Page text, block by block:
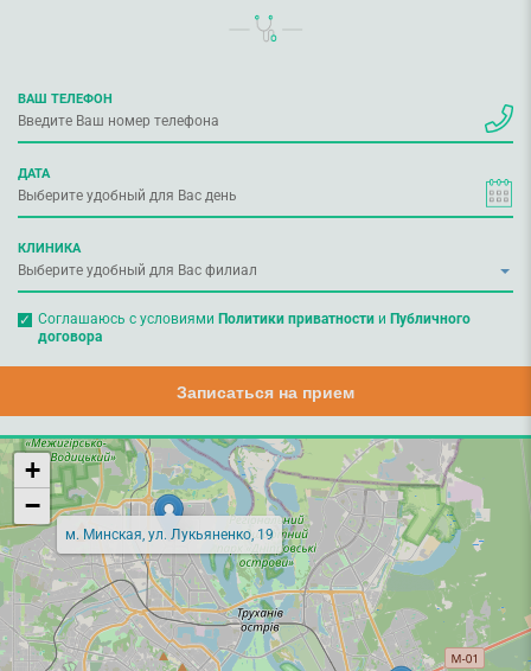
ВАШ ТЕЛЕФОН
ДАТА
КЛИНИКА
Соглашаюсь с условиями Политики приватностии Публичного
договора
Записаться на прием
м. Минская, ул. Лукьяненко, 19
+
−